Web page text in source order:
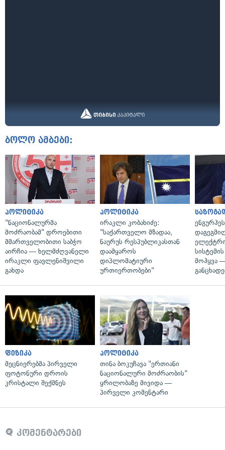
ბოლო ამბები:
პოლიტიკა
"ნაციონალურმა
მოძრაობამ" დროებითი
მმართველობითი საბჭო
აირჩია — ხელმძღვანელი
ირაკლი ფავლენიშვილი
გახდა
პოლიტიკა
ირაკლი კობახიძე:
"საქართველო მზადაა,
ნაურუს რესპუბლიკასთან
დაამყაროს
დიპლომატიური
ურთიერთობები"
მოჰყვა
ფიზიკა
მეცნიერებმა პირველი
ფოტონური დროის
კრისტალი შექმნეს
პოლიტიკა
თინა ბოკუჩავა "ერთიანი
ნაციონალური მოძრაობის"
ყრილობაზე მივიდა —
პირველი კომენტარი
კომენტარები